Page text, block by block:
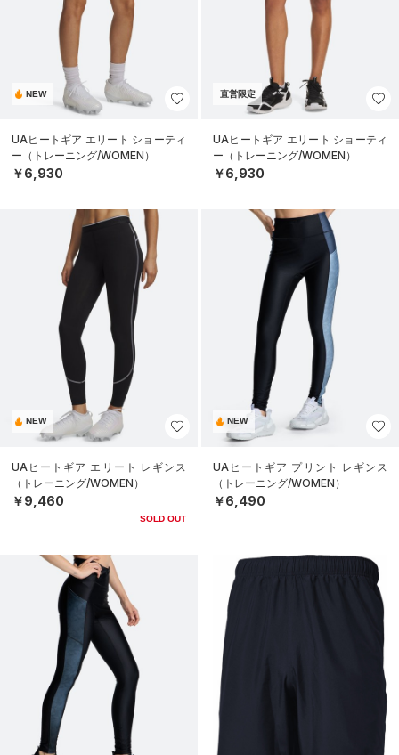
NEW
UAヒートギア エリート ショーティ
ー（トレーニング/WOMEN）
￥6,930
直営限定
UAヒートギア エリート ショーティ
ー（トレーニング/WOMEN）
￥6,930
NEW
UAヒートギア エリート レギンス
（トレーニング/WOMEN）
￥9,460
SOLD OUT
NEW
UAヒートギア プリント レギンス
（トレーニング/WOMEN）
￥6,490